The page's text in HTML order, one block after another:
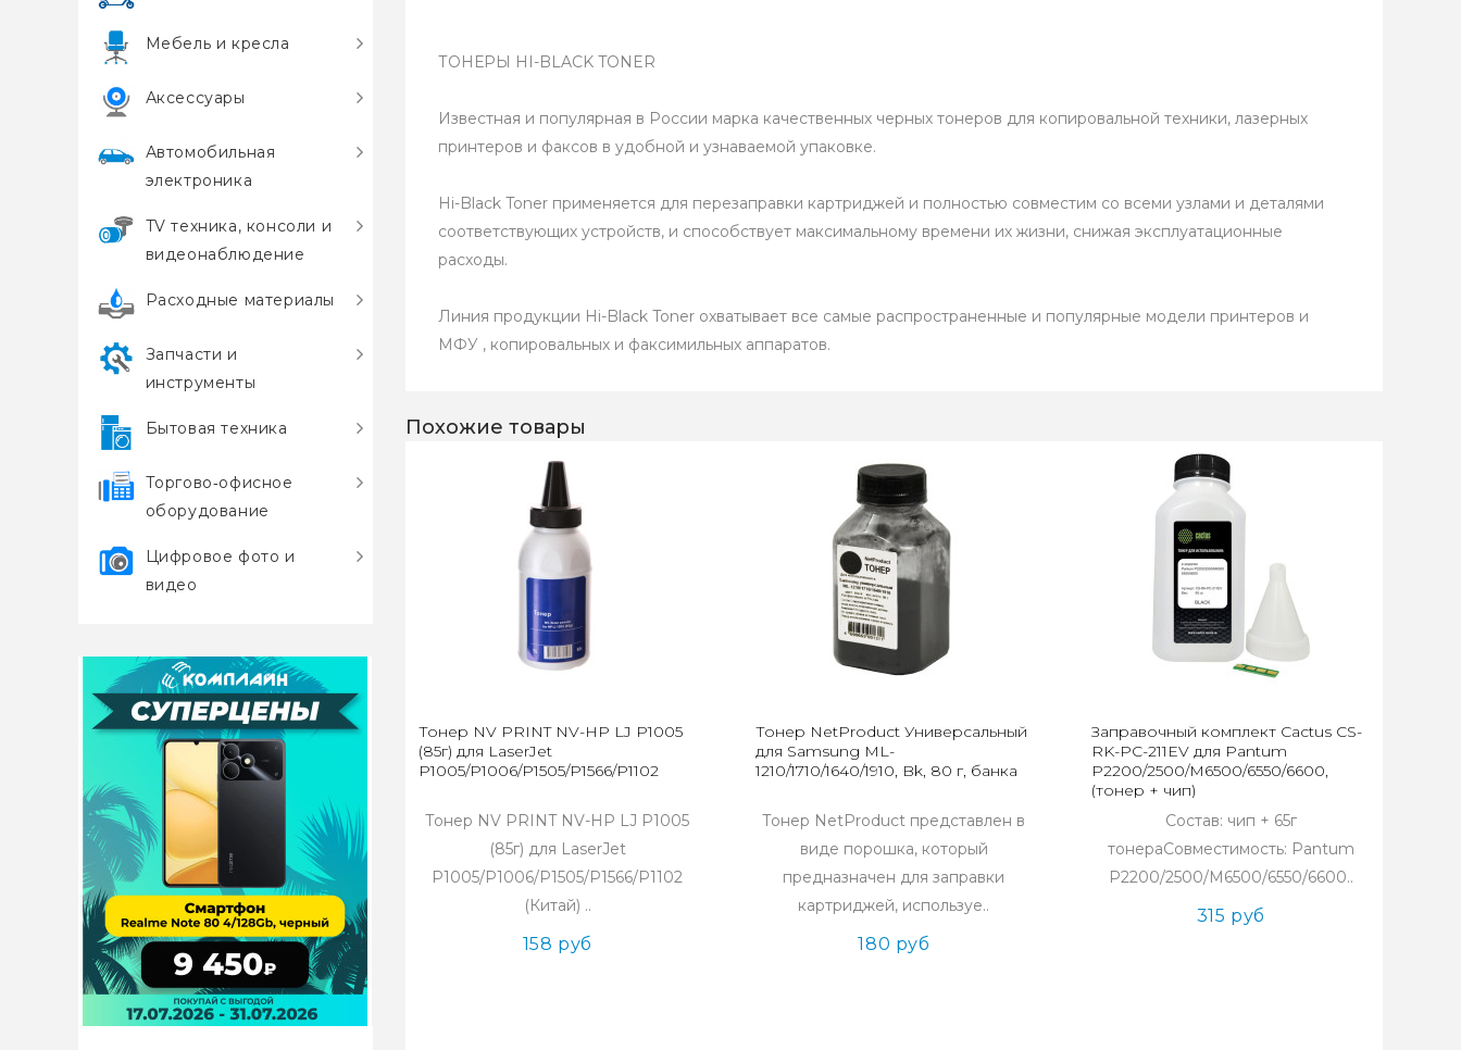
Мебель и кресла
Аксессуары
Автомобильная
электроника
TV техника, консоли и
видеонаблюдение
Расходные материалы
Запчасти и
инструменты
Бытовая техника
Торгово‑офисное
оборудование
Цифровое фото и
видео
ТОНЕРЫ HI-BLACK TONER
Известная и популярная в России марка качественных черных тонеров для копировальной техники, лазерных
принтеров и факсов в удобной и узнаваемой упаковке.
Hi-Black Toner применяется для перезаправки картриджей и полностью совместим со всеми узлами и деталями
соответствующих устройств, и способствует максимальному времени их жизни, снижая эксплуатационные
расходы.
Линия продукции Hi-Black Toner охватывает все самые распространенные и популярные модели принтеров и
МФУ , копировальных и факсимильных аппаратов.
Похожие товары
Тонер NV PRINT NV-HP LJ P1005
(85г) для LaserJet
P1005/P1006/P1505/P1566/P1102
Тонер NV PRINT NV-HP LJ P1005
(85г) для LaserJet
P1005/P1006/P1505/P1566/P1102
(Китай) ..
158 руб
Тонер NetProduct Универсальный
для Samsung ML-
1210/1710/1640/1910, Bk, 80 г, банка
Тонер NetProduct представлен в
виде порошка, который
предназначен для заправки
картриджей, используе..
180 руб
Заправочный комплект Cactus CS-
RK-PC-211EV для Pantum
P2200/2500/M6500/6550/6600,
(тонер + чип)
Состав: чип + 65г
тонераСовместимость: Pantum
P2200/2500/M6500/6550/6600..
315 руб